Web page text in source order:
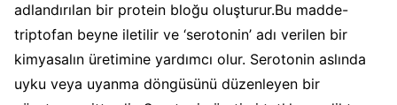
adlandırılan bir protein bloğu oluşturur.Bu madde-
triptofan beyne iletilir ve ‘serotonin’ adı verilen bir
kimyasalın üretimine yardımcı olur. Serotonin aslında
uyku veya uyanma döngüsünü düzenleyen bir